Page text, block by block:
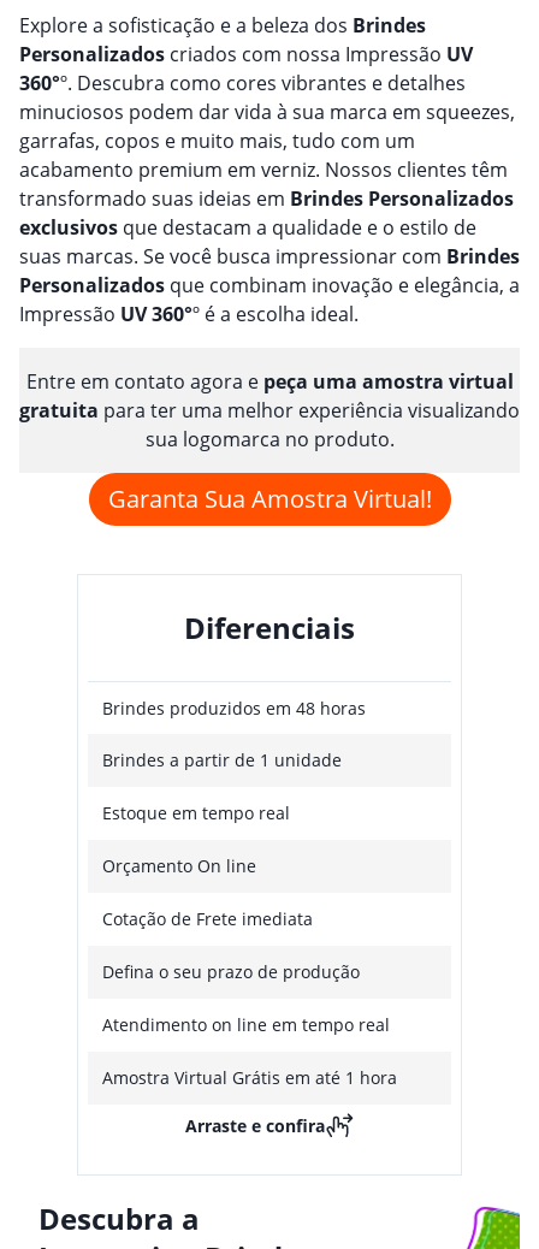
Explore a sofisticação e a beleza dos Brindes
Personalizados criados com nossa Impressão UV
360°º. Descubra como cores vibrantes e detalhes
minuciosos podem dar vida à sua marca em squeezes,
garrafas, copos e muito mais, tudo com um
acabamento premium em verniz. Nossos clientes têm
transformado suas ideias em Brindes Personalizados
exclusivos que destacam a qualidade e o estilo de
suas marcas. Se você busca impressionar com Brindes
Personalizados que combinam inovação e elegância, a
Impressão UV 360°º é a escolha ideal.
Entre em contato agora e peça uma amostra virtual
gratuita para ter uma melhor experiência visualizando
sua logomarca no produto.
Garanta Sua Amostra Virtual!
Diferenciais
Brindes produzidos em 48 horas
Brindes a partir de 1 unidade
Estoque em tempo real
Orçamento On line
Cotação de Frete imediata
Defina o seu prazo de produção
Atendimento on line em tempo real
Amostra Virtual Grátis em até 1 hora
Arraste e confira
Descubra a